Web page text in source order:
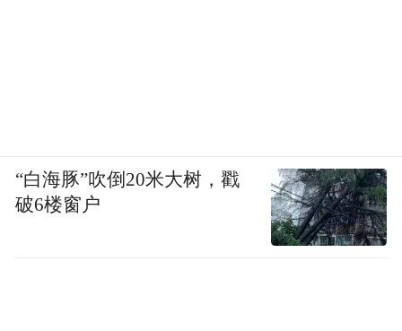
“白海豚”吹倒20米大树，戳
破6楼窗户